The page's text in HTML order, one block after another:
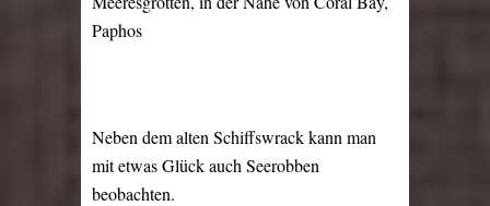
Paphos
Neben dem alten Schiffswrack kann man
mit etwas Glück auch Seerobben
beobachten.